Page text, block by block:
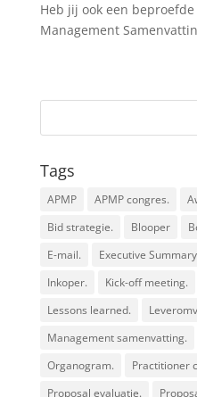
Heb jij ook een
Management
Tags
APMP APMP congres.
Bid strategie.
Blooper
E-mail.
Executive
Inkoper.
Kick-off meeting.
Lessons learned.
Management samenvatting.
Organogram.
Practitioner
Proposal evaluatie.